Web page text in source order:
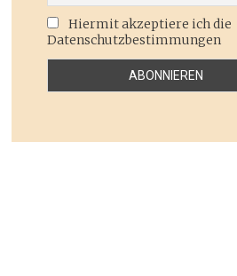
Hiermit akzeptiere ich die
Datenschutzbestimmungen